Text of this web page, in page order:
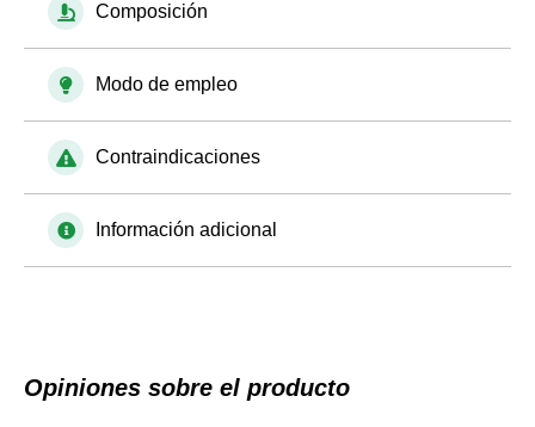
Composición
Modo de empleo
Contraindicaciones
Información adicional
Opiniones sobre el producto